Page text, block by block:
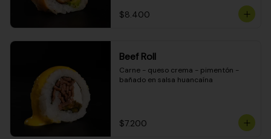
$8.400
Beef Roll
Carne - queso crema - pimentón -
bañado en salsa huancaína
$7.200